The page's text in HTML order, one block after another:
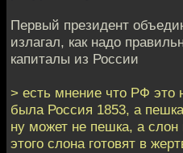
Первый президент
излагал, как надо
капиталы из России
> есть мнение что РФ это
была Россия 1853, а
ну может не пешка, а слон
этого слона готовят в